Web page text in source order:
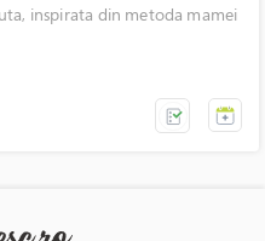
inspirata din metoda mamei